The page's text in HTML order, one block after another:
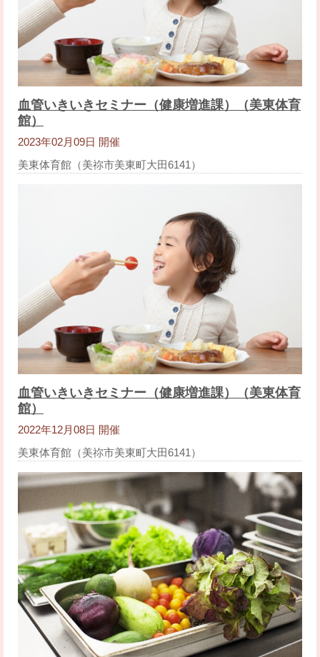
血管いきいきセミナー（健康増進課）（美東体育
館）
2023年02月09日 開催
美東体育館（美祢市美東町大田6141）
血管いきいきセミナー（健康増進課）（美東体育
館）
2022年12月08日 開催
美東体育館（美祢市美東町大田6141）